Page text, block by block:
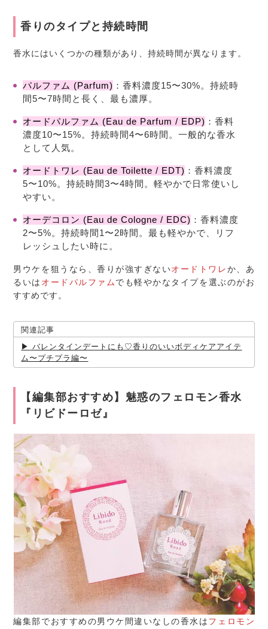
香りのタイプと持続時間
香水にはいくつかの種類があり、持続時間が異なります。
パルファム (Parfum) ：香料濃度15〜30%。持続時
間5〜7時間と長く、最も濃厚。
オードパルファム (Eau de Parfum / EDP) ：香料
濃度10〜15%。持続時間4〜6時間。一般的な香水
として人気。
オードトワレ (Eau de Toilette / EDT) ：香料濃度
5〜10%。持続時間3〜4時間。軽やかで日常使いし
やすい。
オーデコロン (Eau de Cologne / EDC) ：香料濃度
2〜5%。持続時間1〜2時間。最も軽やかで、リフ
レッシュしたい時に。
男ウケを狙うなら、香りが強すぎないオードトワレか、あ
るいは オードパルファム でも軽やかなタイプを選ぶのがお
すすめです。
関連記事
バレンタインデートにも♡香りのいいボディケアアイテ
ム〜プチプラ編〜
【編集部おすすめ】魅惑のフェロモン香水
『リビドーロゼ』
編集部でおすすめの男ウケ間違いなしの香水はフェロモン